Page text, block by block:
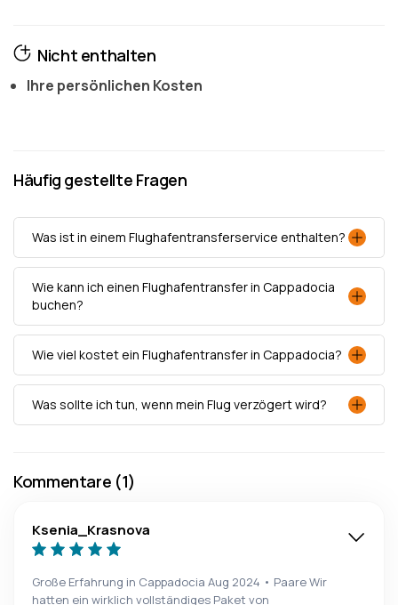
Nicht enthalten
Ihre persönlichen Kosten
Häufig gestellte Fragen
Was ist in einem Flughafentransferservice enthalten?
Wie kann ich einen Flughafentransfer in Cappadocia
buchen?
Wie viel kostet ein Flughafentransfer in Cappadocia?
Was sollte ich tun, wenn mein Flug verzögert wird?
Kommentare (1)
Ksenia_Krasnova
Große Erfahrung in Cappadocia Aug 2024 • Paare Wir
hatten ein wirklich vollständiges Paket von